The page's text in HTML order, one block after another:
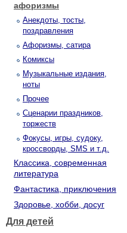
афоризмы
Анекдоты, тосты,
поздравления
Афоризмы, сатира
Комиксы
Музыкальные издания,
ноты
Прочее
Сценарии праздников,
торжеств
Фокусы, игры, судоку,
кроссворды, SMS и т.д.
Классика, современная
литература
Фантастика, приключения
Здоровье, хобби, досуг
Для детей